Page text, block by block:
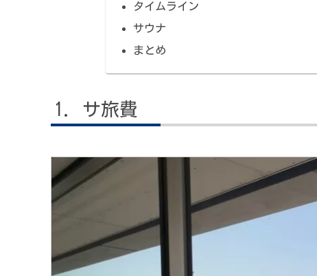
タイムライン
サウナ
まとめ
サ旅費